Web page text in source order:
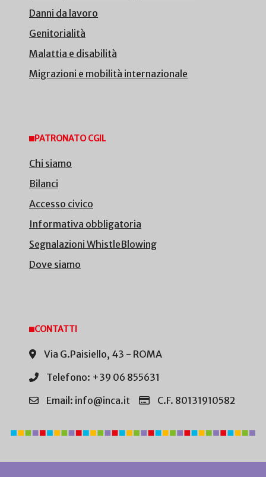
Danni da lavoro
Genitorialità
Malattia e disabilità
Migrazioni e mobilità internazionale
PATRONATO CGIL
Chi siamo
Bilanci
Accesso civico
Informativa obbligatoria
Segnalazioni WhistleBlowing
Dove siamo
CONTATTI
Via G.Paisiello, 43 - ROMA
Telefono: +39 06 855631
Email: info@inca.it
C.F. 80131910582